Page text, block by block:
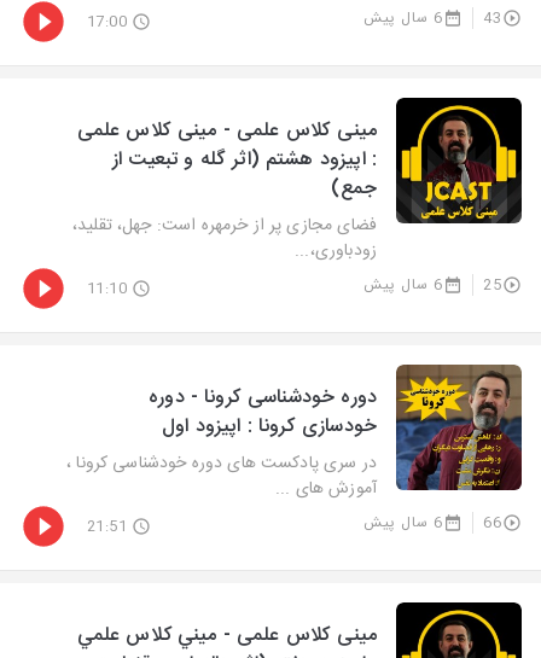
43 6 سال پیش 17:00
مینی کلاس علمی - مینی کلاس علمی
: اپیزود هشتم (اثر گله و تبعیت از
جمع)
فضای مجازی پر از خرمهره است: جهل، تقلید،
زودباوری،...
25 6 سال پیش 11:10
دوره خودشناسی کرونا - دوره
خودسازی کرونا : اپیزود اول
در سری پادکست های دوره خودشناسی کرونا ،
آموزش های ...
66 6 سال پیش 21:51
مینی کلاس علمی - ميني كلاس علمي